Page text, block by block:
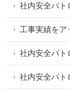
社内安全パト
工事実績をア
社内安全パト
社内安全パト